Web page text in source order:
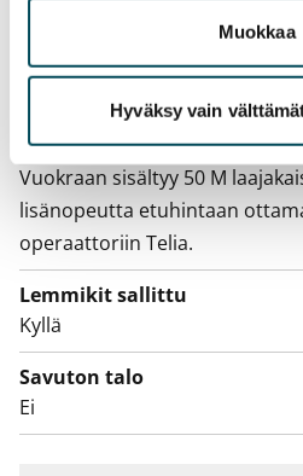
Muokkaa
Hyväksy vain
Sähkömaksu
Laajakaista
Vuokraan sisältyy 50 M
lisänopeutta etuhintaan
operaattoriin Telia.
Lemmikit sallittu
Kyllä
Savuton talo
Ei